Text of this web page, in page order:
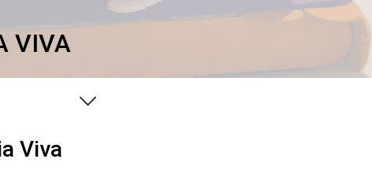
VIVA
Viva